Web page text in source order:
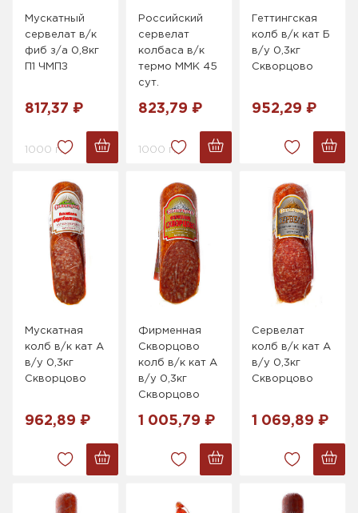
Мускатный
сервелат в/к
фиб з/а 0,8кг
П1 ЧМПЗ
817,37 ₽
1000 г.
Российский
сервелат
колбаса в/к
термо ММК 45
сут.
823,79 ₽
1000 г.
Геттингская
колб в/к кат Б
в/у 0,3кг
Скворцово
952,29 ₽
Мускатная
колб в/к кат А
в/у 0,3кг
Скворцово
962,89 ₽
Фирменная
Скворцово
колб в/к кат А
в/у 0,3кг
Скворцово
1 005,79 ₽
Сервелат
колб в/к кат А
в/у 0,3кг
Скворцово
1 069,89 ₽